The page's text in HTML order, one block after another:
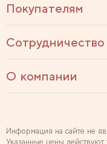
Покупателям
Сотрудничество
О компании
Информация на сайте не
Указанные цены